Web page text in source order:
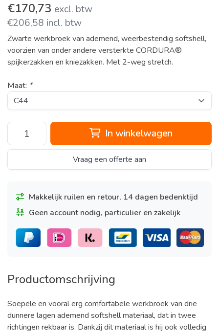
€170,73 excl. btw
€206,58 incl. btw
Zwarte werkbroek van ademend, weerbestendig softshell,
voorzien van onder andere versterkte CORDURA®
spijkerzakken en kniezakken. Met 2-weg stretch.
Maat: *
In winkelwagen
Vraag een offerte aan
Makkelijk ruilen en retour, 14 dagen bedenktijd
Geen account nodig, particulier en zakelijk
Productomschrijving
Soepele en vooral erg comfortabele werkbroek van drie
dunnere lagen ademend softshell materiaal, dat in twee
richtingen rekbaar is. Dankzij dit materiaal is hij ook volledig